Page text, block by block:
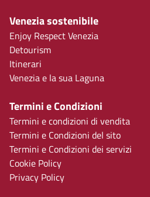
Venezia sostenibile
Enjoy Respect Venezia
Detourism
Itinerari
Venezia e la sua Laguna
Termini e Condizioni
Termini e condizioni di vendita
Termini e Condizioni del sito
Termini e Condizioni dei servizi
Cookie Policy
Privacy Policy